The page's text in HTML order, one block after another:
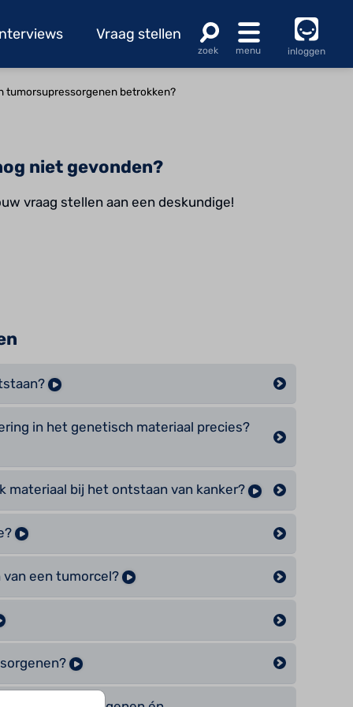
Vraag stellen
inloggen
tumorsupressorgenen betrokken?
niet gevonden?
vraag stellen aan een deskundige!
in het genetisch materiaal precies?
materiaal bij het ontstaan van kanker?
een tumorcel?